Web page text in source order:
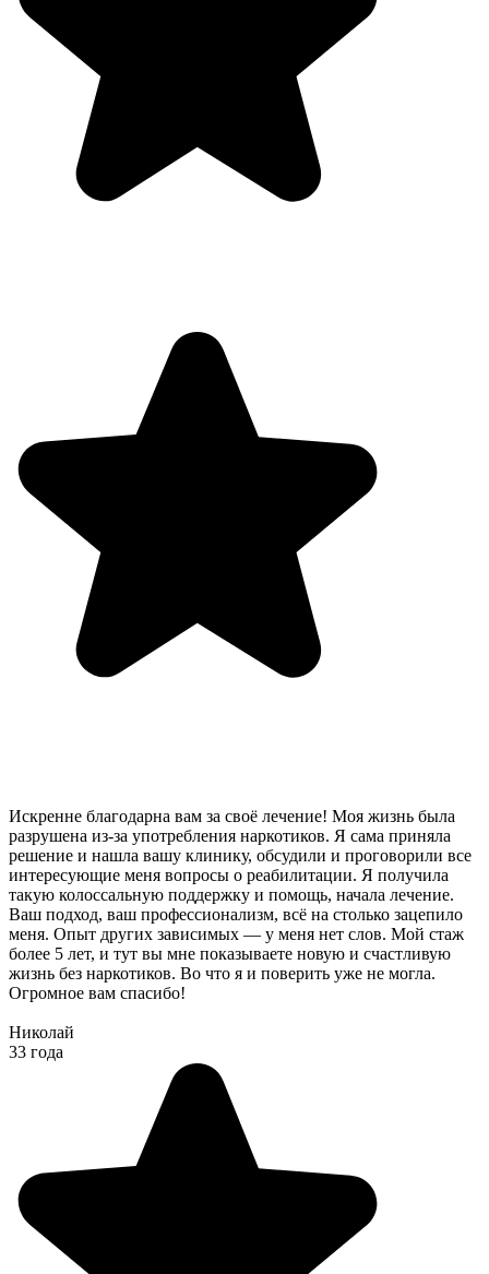
Искренне благодарна вам за своё лечение! Моя жизнь была
разрушена из-за употребления наркотиков. Я сама приняла
решение и нашла вашу клинику, обсудили и проговорили все
интересующие меня вопросы о реабилитации. Я получила
такую колоссальную поддержку и помощь, начала лечение.
Ваш подход, ваш профессионализм, всё на столько зацепило
меня. Опыт других зависимых — у меня нет слов. Мой стаж
более 5 лет, и тут вы мне показываете новую и счастливую
жизнь без наркотиков. Во что я и поверить уже не могла.
Огромное вам спасибо!
Николай
33 года